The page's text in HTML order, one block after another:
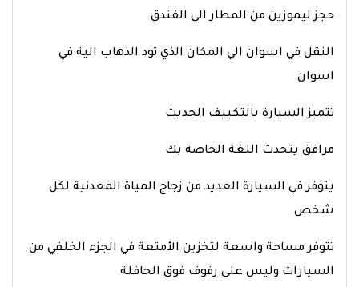
حجز ليموزين من المطار الي الفندق
النقل في اسوان الي المكان الذي تود الذهاب الية في
اسوان
تتميز السيارة بالتكييف الحديث
مرافق يتحدث اللغة الخاصة بك
يتوفر في السيارة العديد من زجاج المياة المعدنية لكل
شخص
تتوفر مساحة واسعة لتخزين الأمتعة في الجزء الخلفي من
السيارات وليس على رفوف فوق الحافلة